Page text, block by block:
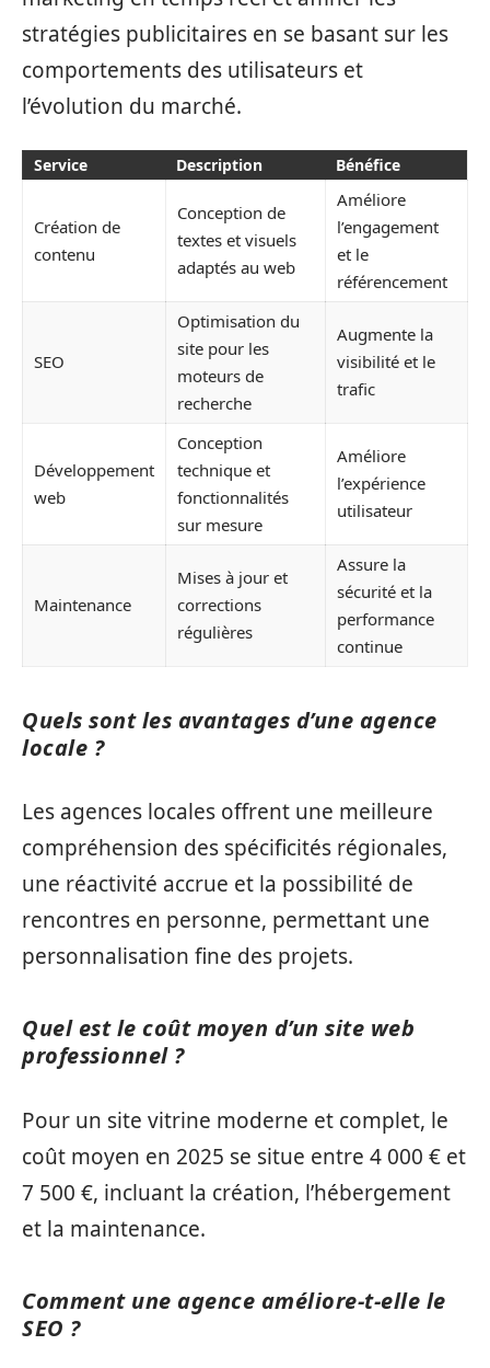
stratégies publicitaires en se basant sur les
comportements des utilisateurs et
l’évolution du marché.
Service Description Bénéfice
Création de
contenu
Conception de
textes et visuels
adaptés au web
Améliore
l’engagement
et le
référencement
SEO
Optimisation du
site pour les
moteurs de
recherche
Augmente la
visibilité et le
trafic
Développement
web
Conception
technique et
fonctionnalités
sur mesure
Améliore
l’expérience
utilisateur
Maintenance
Mises à jour et
corrections
régulières
Assure la
sécurité et la
performance
continue
Quels sont les avantages d’une agence
locale ?
Les agences locales offrent une meilleure
compréhension des spécificités régionales,
une réactivité accrue et la possibilité de
rencontres en personne, permettant une
personnalisation fine des projets.
Quel est le coût moyen d’un site web
professionnel ?
Pour un site vitrine moderne et complet, le
coût moyen en 2025 se situe entre 4 000 € et
7 500 €, incluant la création, l’hébergement
et la maintenance.
Comment une agence améliore-t-elle le
SEO ?